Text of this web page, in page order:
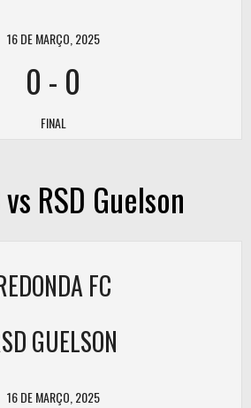
16 DE MARÇO, 2025
0 - 0
FINAL
RSD Guelson
FC
GUELSON
16 DE MARÇO, 2025